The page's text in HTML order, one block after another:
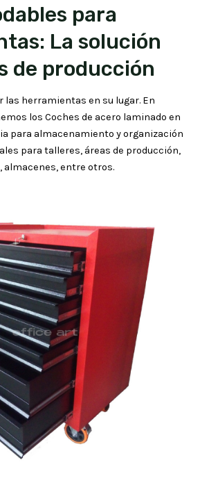
para
La solución
de producción
las herramientas en su lugar. En
los Coches de acero laminado en
para almacenamiento y organización
para talleres, áreas de producción,
entre otros.